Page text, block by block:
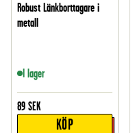
Robust Länkborttagare i
metall
I lager
89 SEK
KÖP